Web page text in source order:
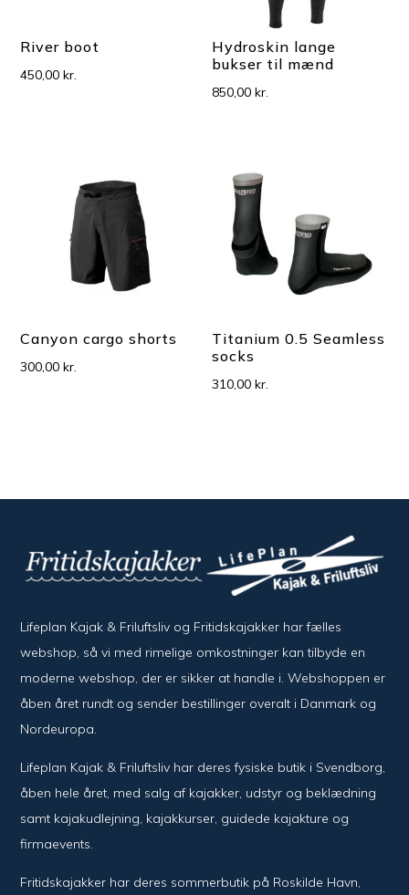
River boot
450,00kr.
Hydroskin lange
bukser til mænd
850,00kr.
Canyon cargo shorts
300,00kr.
Titanium 0.5 Seamless
socks
310,00kr.
Lifeplan Kajak & Friluftsliv og Fritidskajakker har fælles
webshop, så vi med rimelige omkostninger kan tilbyde en
moderne webshop, der er sikker at handle i. Webshoppen er
åben året rundt og sender bestillinger overalt i Danmark og
Nordeuropa.
Lifeplan Kajak & Friluftsliv har deres fysiske butik i Svendborg,
åben hele året, med salg af kajakker, udstyr og beklædning
samt kajakudlejning, kajakkurser, guidede kajakture og
firmaevents.
Fritidskajakker har deres sommerbutik på Roskilde Havn,